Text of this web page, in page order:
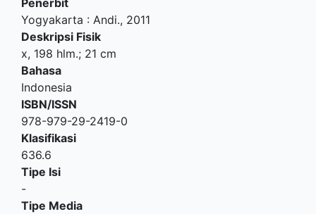
Penerbit
Yogyakarta : Andi., 2011
Deskripsi Fisik
x, 198 hlm.; 21 cm
Bahasa
Indonesia
ISBN/ISSN
978-979-29-2419-0
Klasifikasi
636.6
Tipe Isi
-
Tipe Media